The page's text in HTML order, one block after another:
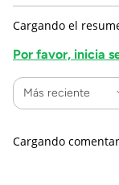
Cargando el
Por favor, inicia
Más reciente
Cargando